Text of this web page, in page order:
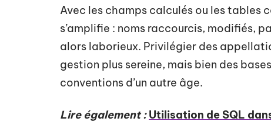
Avec les champs calculés ou les tables
s’amplifie : noms raccourcis, modifiés,
alors laborieux. Privilégier des
gestion plus sereine, mais bien des
conventions d’un autre âge.
Lire également : Utilisation de SQL